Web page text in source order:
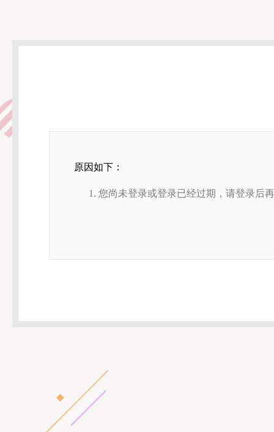
原因如下：
您尚未登录或登录已经过期，请登录后